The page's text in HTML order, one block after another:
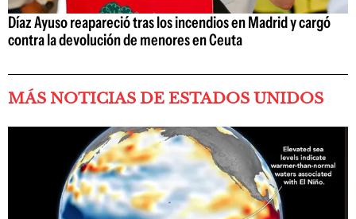
Díaz Ayuso reapareció tras los incendios en Madrid y cargó
contra la devolución de menores en Ceuta
MÁS NOTICIAS DE ESTADOS UNIDOS